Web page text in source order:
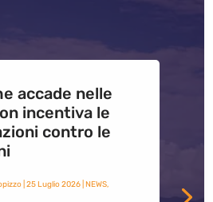
accade nelle
incentiva le
contro le
| 25 Luglio 2026| NEWS,